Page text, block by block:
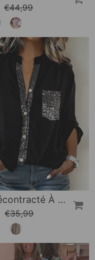
€44,99
Haut Décontracté À Empiècements Et Boutons À Sequins
€35,99